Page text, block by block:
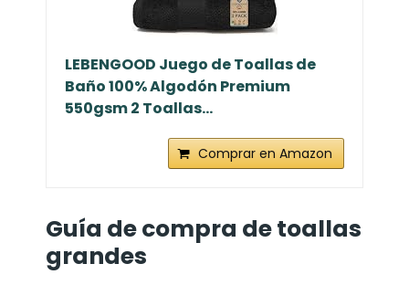
LEBENGOOD Juego de Toallas de
Baño 100% Algodón Premium
550gsm 2 Toallas...
Comprar en Amazon
Guía de compra de toallas
grandes